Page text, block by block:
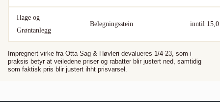
Hage og
Grøntanlegg
Belegningsstein inntil
Impregnert virke fra Otta Sag & Høvleri devalueres 1/4-23, som i
praksis betyr at veiledene priser og rabatter blir justert ned, samtidig
som faktisk pris blir justert ihht prisvarsel.